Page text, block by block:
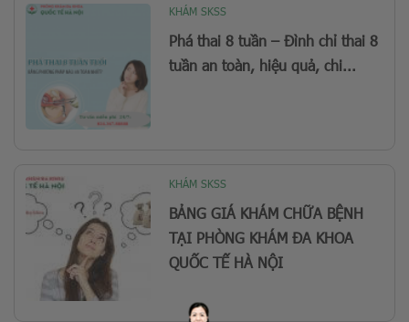
KHÁM SKSS
Phá thai 8 tuần – Đình chỉ thai 8
tuần an toàn, hiệu quả, chi...
KHÁM SKSS
BẢNG GIÁ KHÁM CHỮA BỆNH
TẠI PHÒNG KHÁM ĐA KHOA
QUỐC TẾ HÀ NỘI